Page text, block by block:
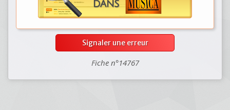
Signaler une erreur
Fiche n°14767